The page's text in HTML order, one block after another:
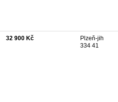
32 900 Kč
Plzeň-jih
334 41